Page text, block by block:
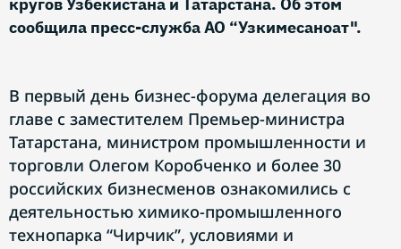
сообщила пресс-служба АО “Узкимесаноат".
В первый день бизнес-форума делегация во
главе с заместителем Премьер-министра
Татарстана, министром промышленности и
торговли Олегом Коробченко и более 30
российских бизнесменов ознакомились с
деятельностью химико-промышленного
технопарка “Чирчик”, условиями и